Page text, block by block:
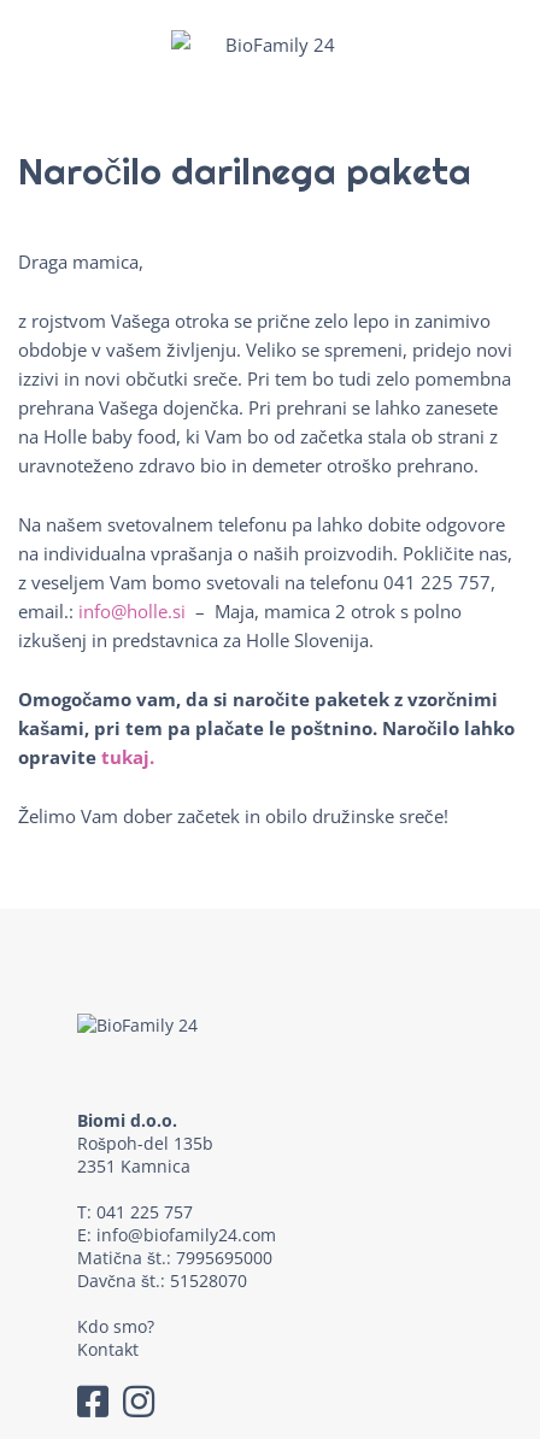
Naročilo darilnega paketa
Draga mamica,
z rojstvom Vašega otroka se prične zelo lepo in zanimivo
obdobje v vašem življenju. Veliko se spremeni, pridejo novi
izzivi in novi občutki sreče. Pri tem bo tudi zelo pomembna
prehrana Vašega dojenčka. Pri prehrani se lahko zanesete
na Holle baby food, ki Vam bo od začetka stala ob strani z
uravnoteženo zdravo bio in demeter otroško prehrano.
Na našem svetovalnem telefonu pa lahko dobite odgovore
na individualna vprašanja o naših proizvodih. Pokličite nas,
z veseljem Vam bomo svetovali na telefonu 041 225 757,
email.: info@holle.si – Maja, mamica 2 otrok s polno
izkušenj in predstavnica za Holle Slovenija.
Omogočamo vam, da si naročite paketek z vzorčnimi
kašami, pri tem pa plačate le poštnino. Naročilo lahko
opravite tukaj.
Želimo Vam dober začetek in obilo družinske sreče!
Biomi d.o.o.
Rošpoh-del 135b
2351 Kamnica
T: 041 225 757
E: info@biofamily24.com
Matična št.: 7995695000
Davčna št.: 51528070
Kdo smo?
Kontakt